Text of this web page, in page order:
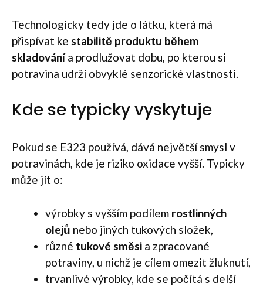
Technologicky tedy jde o látku, která má
přispívat ke stabilitě produktu během
skladovánía prodlužovat dobu, po kterou si
potravina udrží obvyklé senzorické vlastnosti.
Kde se typicky vyskytuje
Pokud se E323 používá, dává největší smysl v
potravinách, kde je riziko oxidace vyšší. Typicky
může jít o:
výrobky s vyšším podílem rostlinných
olejů nebo jiných tukových složek,
různé tukové směsi a zpracované
potraviny, u nichž je cílem omezit žluknutí,
trvanlivé výrobky, kde se počítá s delší